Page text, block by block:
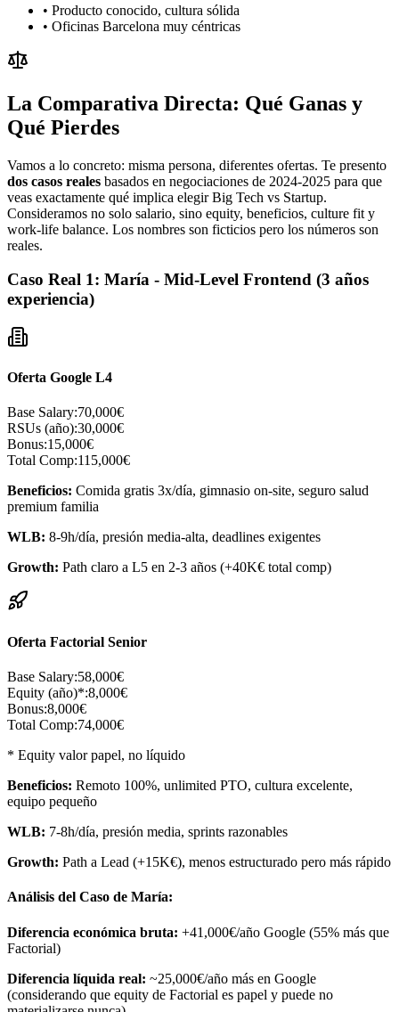
• Producto conocido, cultura sólida
• Oficinas Barcelona muy céntricas
La Comparativa Directa: Qué Ganas y
Qué Pierdes
Vamos a lo concreto: misma persona, diferentes ofertas. Te presento
dos casos reales basados en negociaciones de 2024-2025 para que
veas exactamente qué implica elegir Big Tech vs Startup.
Consideramos no solo salario, sino equity, beneficios, culture fit y
work-life balance. Los nombres son ficticios pero los números son
reales.
Caso Real 1: María - Mid-Level Frontend (3 años
experiencia)
Oferta Google L4
Base Salary:70,000€
RSUs (año):30,000€
Bonus:15,000€
Total Comp:115,000€
Beneficios: Comida gratis 3x/día, gimnasio on-site, seguro salud
premium familia
WLB: 8-9h/día, presión media-alta, deadlines exigentes
Growth: Path claro a L5 en 2-3 años (+40K€ total comp)
Oferta Factorial Senior
Base Salary:58,000€
Equity (año)*:8,000€
Bonus:8,000€
Total Comp:74,000€
* Equity valor papel, no líquido
Beneficios: Remoto 100%, unlimited PTO, cultura excelente,
equipo pequeño
WLB: 7-8h/día, presión media, sprints razonables
Growth: Path a Lead (+15K€), menos estructurado pero más rápido
Análisis del Caso de María:
Diferencia económica bruta: +41,000€/año Google (55% más que
Factorial)
Diferencia líquida real: ~25,000€/año más en Google
(considerando que equity de Factorial es papel y puede no